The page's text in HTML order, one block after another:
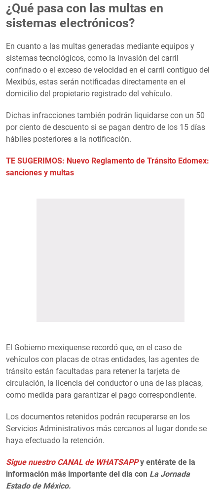
¿Qué pasa con las multas en
sistemas electrónicos?
En cuanto a las multas generadas mediante equipos y
sistemas tecnológicos, como la invasión del carril
confinado o el exceso de velocidad en el carril contiguo del
Mexibús, estas serán notificadas directamente en el
domicilio del propietario registrado del vehículo.
Dichas infracciones también podrán liquidarse con un 50
por ciento de descuento si se pagan dentro de los 15 días
hábiles posteriores a la notificación.
TE SUGERIMOS: Nuevo Reglamento de Tránsito Edomex:
sanciones y multas
El Gobierno mexiquense recordó que, en el caso de
vehículos con placas de otras entidades, las agentes de
tránsito están facultadas para retener la tarjeta de
circulación, la licencia del conductor o una de las placas,
como medida para garantizar el pago correspondiente.
Los documentos retenidos podrán recuperarse en los
Servicios Administrativos más cercanos al lugar donde se
haya efectuado la retención.
Sigue nuestro CANAL de WHATSAPPy entérate de la
información más importante del día con La Jornada
Estado de México.